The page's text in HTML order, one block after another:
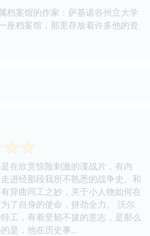
档案馆的作家：萨基诺谷州立大学
座档案馆，那里存放着许多他的资
☆☆
在欣赏惊险刺激的谍战片，有内
进经那段我所不熟悉的战争史。和
有异曲同工之妙，关于小人物如何在
了自身的使命，拼劲全力。 沃尔
工，有着坚韧不拔的意志，是那么
是，他在历史事...